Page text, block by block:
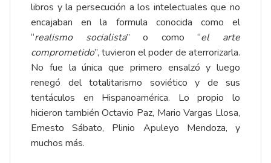
libros y la persecución a los intelectuales que no
encajaban en la formula conocida como el
“realismo socialista” o como “el arte
comprometido”, tuvieron el poder de aterrorizarla.
No fue la única que primero ensalzó y luego
renegó del totalitarismo soviético y de sus
tentáculos en Hispanoamérica. Lo propio lo
hicieron también Octavio Paz, Mario Vargas Llosa,
Ernesto Sábato, Plinio Apuleyo Mendoza, y
muchos más.